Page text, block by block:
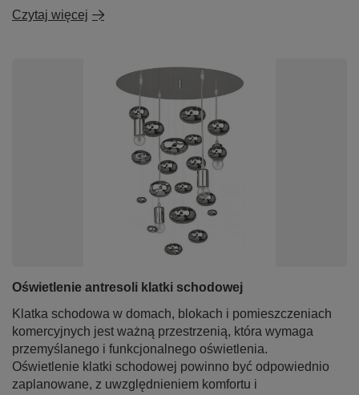
Czytaj więcej
Oświetlenie antresoli klatki schodowej
Klatka schodowa w domach, blokach i pomieszczeniach
komercyjnych jest ważną przestrzenią, która wymaga
przemyślanego i funkcjonalnego oświetlenia.
Oświetlenie klatki schodowej powinno być odpowiednio
zaplanowane, z uwzględnieniem komfortu i